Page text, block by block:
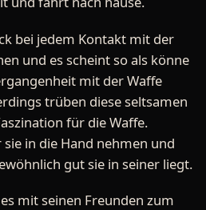
bei jedem Kontakt mit der
und es scheint so als könne
mit der Waffe
trüben diese seltsamen
für die Waffe.
in die Hand nehmen und
gut sie in seiner liegt.
mit seinen Freunden zum